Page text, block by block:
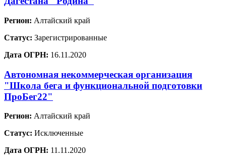
Регион: Алтайский край
Статус: Зарегистрированные
Дата ОГРН: 16.11.2020
Автономная некоммерческая организация
"Школа бега и функциональной подготовки
ПроБег22"
Регион: Алтайский край
Статус: Исключенные
Дата ОГРН: 11.11.2020